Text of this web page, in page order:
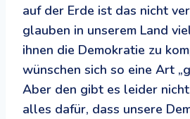
auf der Erde ist das nicht
glauben in unserem Land
ihnen die Demokratie zu
wünschen sich so eine Art
Aber den gibt es leider
alles dafür, dass unsere